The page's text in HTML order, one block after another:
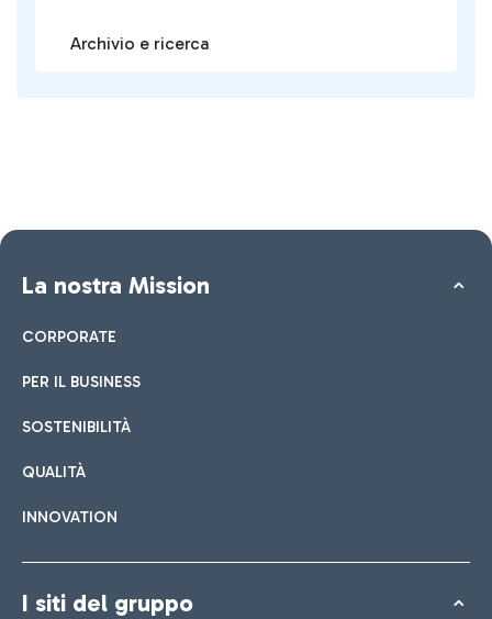
Archivio e ricerca
La nostra Mission
CORPORATE
PER IL BUSINESS
SOSTENIBILITÀ
QUALITÀ
INNOVATION
I siti del gruppo